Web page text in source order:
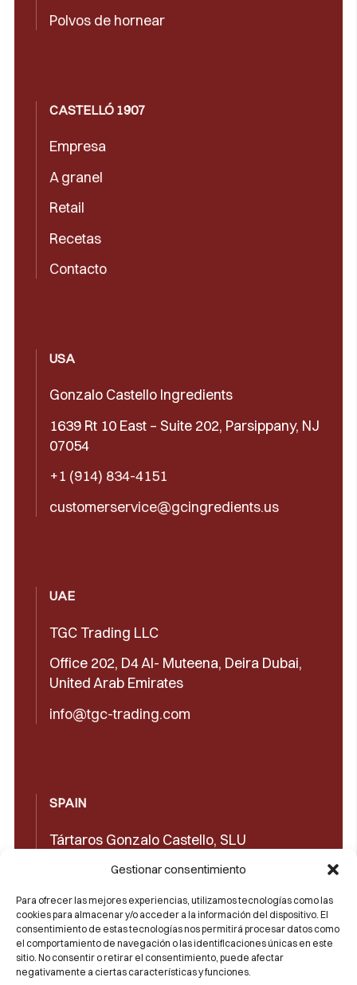
Gestionar consentimiento
Para ofrecer las mejores experiencias, utilizamos tecnologías como las
cookies para almacenar y/o acceder a la información del dispositivo. El
consentimiento de estas tecnologías nos permitirá procesar datos como
el comportamiento de navegación o las identificaciones únicas en este
sitio. No consentir o retirar el consentimiento, puede afectar
negativamente a ciertas características y funciones.
Polvos de hornear
CASTELLÓ 1907
Empresa
A granel
Retail
Recetas
Contacto
USA
Gonzalo Castello Ingredients
1639 Rt 10 East – Suite 202, Parsippany, NJ
07054
+1 (914) 834-4151
customerservice@gcingredients.us
UAE
TGC Trading LLC
Office 202, D4 Al- Muteena, Deira Dubai,
United Arab Emirates
info@tgc-trading.com
SPAIN
Tártaros Gonzalo Castello, SLU
Concepción Arenal, 32 03660 Novelda
+34965602489
+34965606350